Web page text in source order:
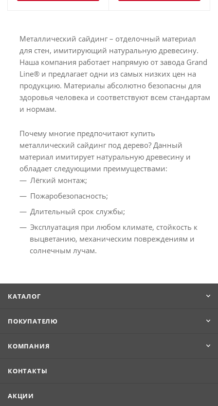
Металлический сайдинг – отделочный материал
для стен, имитирующий натуральную древесину.
Наша компания работает напрямую от завода Grand
Line® и предлагает одни из самых низких цен на
продукцию. Материалы абсолютно безопасны для
здоровья человека и соответствуют всем стандартам
и нормам.
Почему многие предпочитают купить
металлический сайдинг под дерево? Данный
материал имитирует натуральную древесину и
обладает следующими преимуществами:
Лёгкий монтаж;
Пожаробезопасность;
Длительный срок службы;
Эксплуатация при любом климате, стойкость к
выцветанию, механическим повреждениям и
солнечным лучам.
КАТАЛОГ
ПОКУПАТЕЛЮ
КОМПАНИЯ
КОНТАКТЫ
АКЦИИ